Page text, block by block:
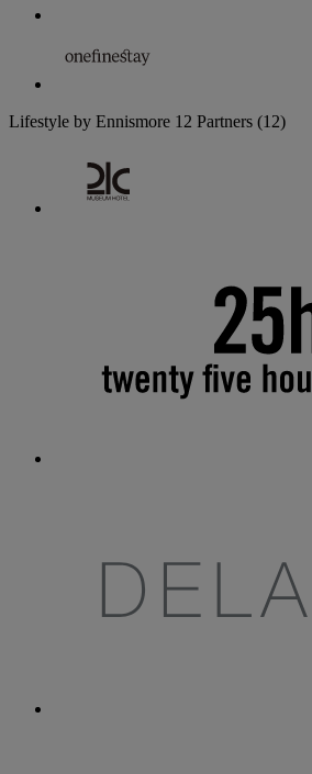
Lifestyle by Ennismore 12 Partners (12)